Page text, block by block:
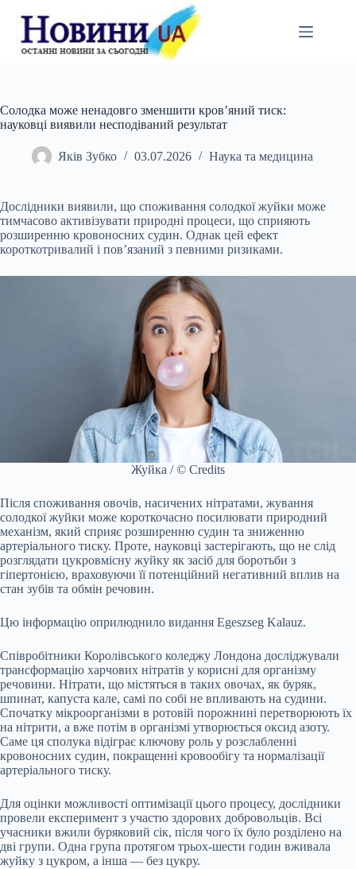
вмісту
Солодка може ненадовго зменшити кров’яний тиск:
науковці виявили несподіваний результат
Яків Зубко 03.07.2026 Наука та медицина
Дослідники виявили, що споживання солодкої жуйки може
тимчасово активізувати природні процеси, що сприяють
розширенню кровоносних судин. Однак цей ефект
короткотривалий і пов’язаний з певними ризиками.
Жуйка / © Credits
Після споживання овочів, насичених нітратами, жування
солодкої жуйки може короткочасно посилювати природний
механізм, який сприяє розширенню судин та зниженню
артеріального тиску. Проте, науковці застерігають, що не слід
розглядати цукровмісну жуйку як засіб для боротьби з
гіпертонією, враховуючи її потенційний негативний вплив на
стан зубів та обмін речовин.
Цю інформацію оприлюднило видання Egeszseg Kalauz.
Співробітники Королівського коледжу Лондона досліджували
трансформацію харчових нітратів у корисні для організму
речовини. Нітрати, що містяться в таких овочах, як буряк,
шпинат, капуста кале, самі по собі не впливають на судини.
Спочатку мікроорганізми в ротовій порожнині перетворюють їх
на нітрити, а вже потім в організмі утворюється оксид азоту.
Саме ця сполука відіграє ключову роль у розслабленні
кровоносних судин, покращенні кровообігу та нормалізації
артеріального тиску.
Для оцінки можливості оптимізації цього процесу, дослідники
провели експеримент з участю здорових добровольців. Всі
учасники вжили буряковий сік, після чого їх було розділено на
дві групи. Одна група протягом трьох-шести годин вживала
жуйку з цукром, а інша — без цукру.